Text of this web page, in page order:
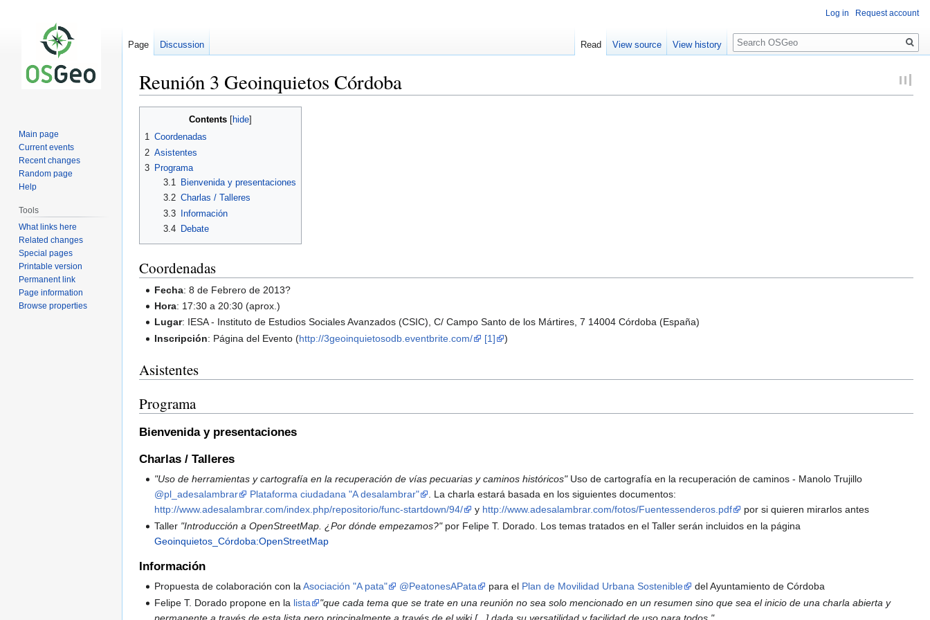
Reunión 3 Geoinquietos Córdoba
Contents
1 Coordenadas
2 Asistentes
3 Programa
3.1
Bienvenida y presentaciones
3.2 Charlas / Talleres
3.3
Información
3.4
Debate
Coordenadas
Fecha: 8 de Febrero de 2013?
Hora: 17:30 a 20:30 (aprox.)
Lugar: IESA - Instituto de Estudios Sociales Avanzados (CSIC), C/ Campo Santo de los Mártires, 7 14004 Córdoba (España)
Inscripción: Página del Evento (http://3geoinquietosodb.eventbrite.com/ [1] )
Asistentes
Programa
Bienvenida y presentaciones
Charlas / Talleres
"Uso de herramientas y cartografía en la recuperación de vías pecuarias y caminos históricos"Uso de cartografía en la recuperación de caminos - Manolo Trujillo
@pl_adesalambrar
Plataforma ciudadana "A desalambrar"
. La charla estará basada en los siguientes documentos:
http://www.adesalambrar.com/index.php/repositorio/func-startdown/94/
y http://www.adesalambrar.com/fotos/Fuentessenderos.pdf
por si quieren mirarlos antes
Taller "Introducción a OpenStreetMap. ¿Por dónde empezamos?"por Felipe T. Dorado. Los temas tratados en el Taller serán incluidos en la página
Geoinquietos_Córdoba:OpenStreetMap
Información
Propuesta de colaboración con laAsociación "A pata" @PeatonesAPata para el Plan de Movilidad Urbana Sostenible
del Ayuntamiento de Córdoba
Felipe T. Dorado propone en la lista
"que cada tema que se trate en una reunión no sea solo mencionado en un resumen sino que sea el inicio de una charla abierta y
permanente a través de esta lista pero principalmente a través de el wiki [...] dada su versatilidad y facilidad de uso para todos."
Log in Request account
Page Discussion Read View source View history
Search
Main page
Current events
Recent changes
Random page
Help
Tools
What links here
Related changes
Special pages
Printable version
Permanent link
Page information
Browse properties